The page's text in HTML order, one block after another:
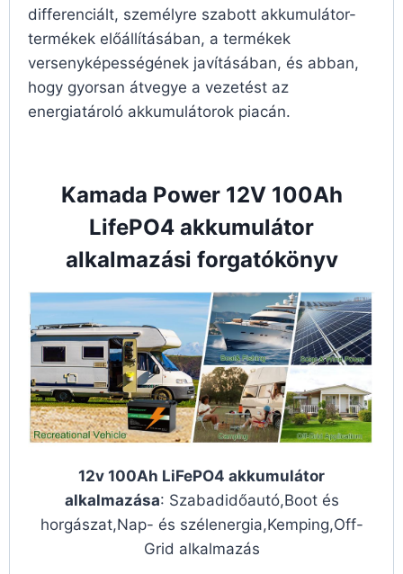
differenciált, személyre szabott akkumulátor-
termékek előállításában, a termékek
versenyképességének javításában, és abban,
hogy gyorsan átvegye a vezetést az
energiatároló akkumulátorok piacán.
Kamada Power 12V 100Ah
LifePO4 akkumulátor
alkalmazási forgatókönyv
12v 100Ah LiFePO4 akkumulátor
alkalmazása: Szabadidőautó,Boot és
horgászat,Nap- és szélenergia,Kemping,Off-
Grid alkalmazás